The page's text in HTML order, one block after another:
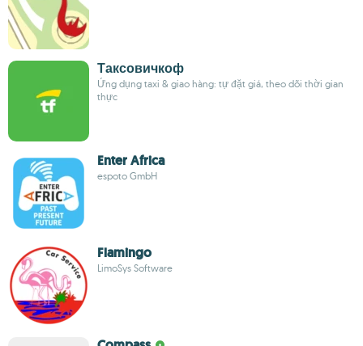
Таксовичкоф
Ứng dụng taxi & giao hàng: tự đặt giá, theo dõi thời gian
thực
Enter Africa
espoto GmbH
Flamingo
LimoSys Software